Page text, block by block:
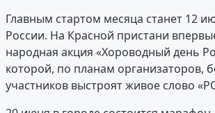
Главным стартом месяца станет 12
России. На Красной пристани
народная акция «Хороводный день
которой, по планам организаторов,
участников выстроят живое слово